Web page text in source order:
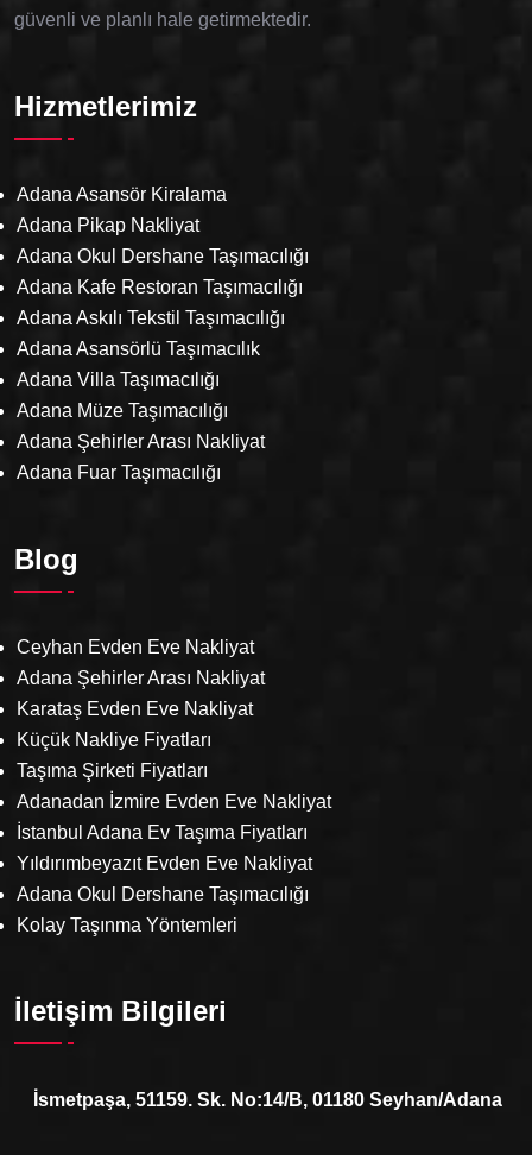
güvenli ve planlı hale getirmektedir.
Hizmetlerimiz
Adana Asansör Kiralama
Adana Pikap Nakliyat
Adana Okul Dershane Taşımacılığı
Adana Kafe Restoran Taşımacılığı
Adana Askılı Tekstil Taşımacılığı
Adana Asansörlü Taşımacılık
Adana Villa Taşımacılığı
Adana Müze Taşımacılığı
Adana Şehirler Arası Nakliyat
Adana Fuar Taşımacılığı
Blog
Ceyhan Evden Eve Nakliyat
Adana Şehirler Arası Nakliyat
Karataş Evden Eve Nakliyat
Küçük Nakliye Fiyatları
Taşıma Şirketi Fiyatları
Adanadan İzmire Evden Eve Nakliyat
İstanbul Adana Ev Taşıma Fiyatları
Yıldırımbeyazıt Evden Eve Nakliyat
Adana Okul Dershane Taşımacılığı
Kolay Taşınma Yöntemleri
İletişim Bilgileri
İsmetpaşa, 51159. Sk. No:14/B, 01180 Seyhan/Adana